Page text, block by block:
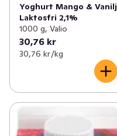
Yoghurt Mango & Vanilj
Laktosfri 2,1%
1000 g, Valio
30,76 kr
30,76 kr /kg